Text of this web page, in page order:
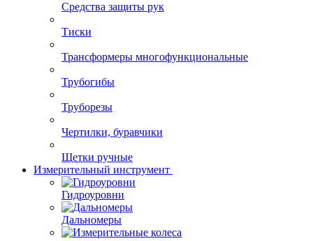
Средства защиты рук
Тиски
Трансформеры многофункциональные
Трубогибы
Труборезы
Чертилки, буравчики
Щетки ручные
Измерительный инструмент
Гидроуровни
Дальномеры